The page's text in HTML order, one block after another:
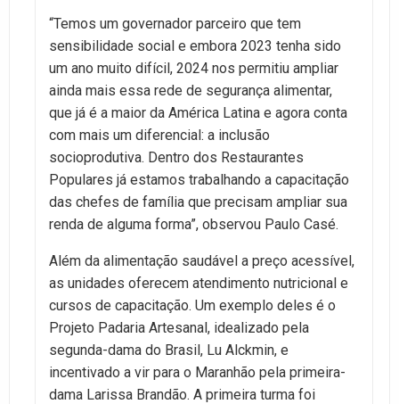
“Temos um governador parceiro que tem
sensibilidade social e embora 2023 tenha sido
um ano muito difícil, 2024 nos permitiu ampliar
ainda mais essa rede de segurança alimentar,
que já é a maior da América Latina e agora conta
com mais um diferencial: a inclusão
socioprodutiva. Dentro dos Restaurantes
Populares já estamos trabalhando a capacitação
das chefes de família que precisam ampliar sua
renda de alguma forma”, observou Paulo Casé.
Além da alimentação saudável a preço acessível,
as unidades oferecem atendimento nutricional e
cursos de capacitação. Um exemplo deles é o
Projeto Padaria Artesanal, idealizado pela
segunda-dama do Brasil, Lu Alckmin, e
incentivado a vir para o Maranhão pela primeira-
dama Larissa Brandão. A primeira turma foi